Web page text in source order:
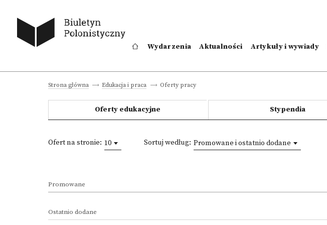
Wydarzenia Aktualności Artykuły i wywiady
Strona główna Edukacja i praca Oferty pracy
Oferty edukacyjne Stypendia
Ofert na stronie: 10 Sortuj według: Promowane i ostatnio dodane
Promowane
Ostatnio dodane